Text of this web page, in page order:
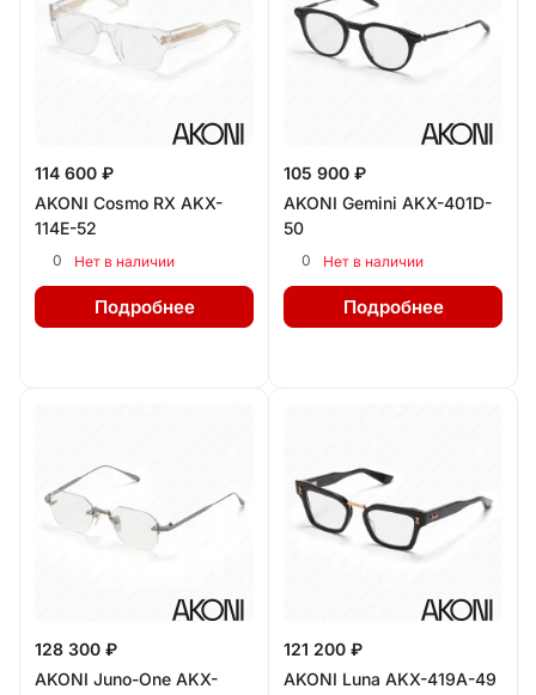
114 600 ₽
AKONI Cosmo RX AKX-
114E-52
0 Нет в наличии
Подробнее
105 900 ₽
AKONI Gemini AKX-401D-
50
0 Нет в наличии
Подробнее
128 300 ₽
AKONI Juno-One AKX-
121 200 ₽
AKONI Luna AKX-419A-49